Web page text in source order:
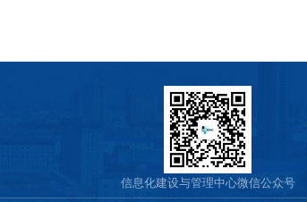
信息化建设与管理中心微信公众号